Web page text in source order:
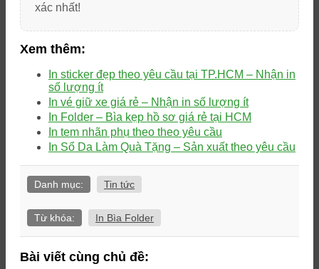
xác nhất!
Xem thêm:
In sticker đẹp theo yêu cầu tại TP.HCM – Nhận in
số lượng ít
In vé giữ xe giá rẻ – Nhận in số lượng ít
In Folder – Bìa kẹp hồ sơ giá rẻ tại HCM
In tem nhãn phụ theo theo yêu cầu
In Sổ Da Làm Quà Tặng – Sản xuất theo yêu cầu
Danh mục: Tin tức
Từ khóa: In Bìa Folder
Bài viết cùng chủ đề: